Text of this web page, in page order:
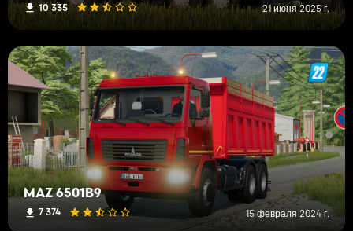
10 335 21 июня 2025 г.
MAZ 6501B9
7 374 15 февраля 2024 г.